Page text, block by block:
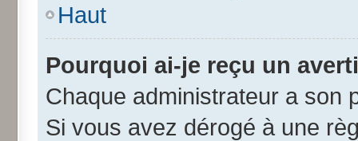
Haut
Pourquoi ai-je reçu un
Chaque administrateur a son
Si vous avez dérogé à une